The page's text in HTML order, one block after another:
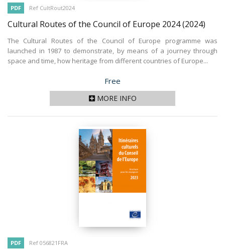
PDF Ref CultRout2024
Cultural Routes of the Council of Europe 2024(2024)
The Cultural Routes of the Council of Europe programme was
launched in 1987 to demonstrate, by means of a journey through
space and time, how heritage from different countries of Europe...
Price
Free
MORE INFO
PDF Ref 056821FRA